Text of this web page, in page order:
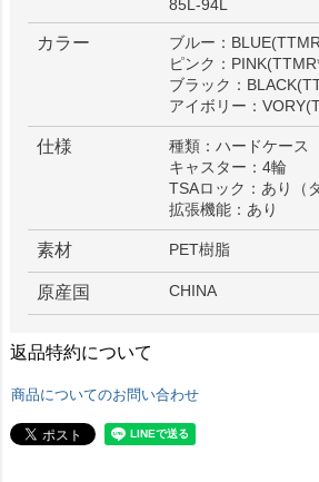
85L-94L
カラー
ブルー：
ピンク：
ブラック：
アイボリー：
仕様
種類：ハードケース
キャスター：4輪
TSAロック：あり（
拡張機能：あり
素材 PET樹脂
原産国 CHINA
返品特約について
商品についてのお問い合わせ